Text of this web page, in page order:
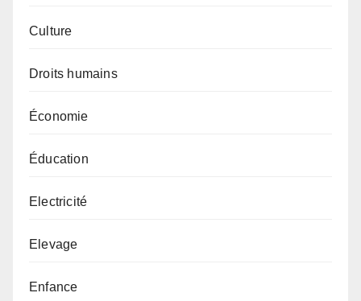
Culture
Droits humains
Économie
Éducation
Electricité
Elevage
Enfance